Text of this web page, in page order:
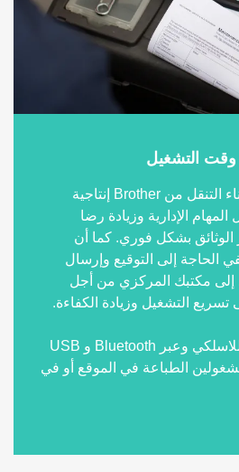
التشغيل
توفر حلول الطباعة أثناء التنقل من Brother إنتاجية
الإدارية وزيادة رضا
بشكل فوري. كما أن
الحاجة إلى التوقيع وإرسال
مكتبك المركزي من أجل
التشغيل وزيادة الكفاءة.
تتيح خيارات الإتصال اللاسلكي وعبر Bluetooth و USB
الطباعة في الموقع أو في